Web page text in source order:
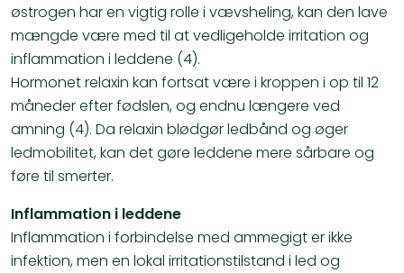
østrogen har en vigtig rolle i vævsheling, kan den lave
mængde være med til at vedligeholde irritation og
inflammation i leddene (4).
Hormonet relaxin kan fortsat være i kroppen i op til 12
måneder efter fødslen, og endnu længere ved
amning (4). Da relaxin blødgør ledbånd og øger
ledmobilitet, kan det gøre leddene mere sårbare og
føre til smerter.
Inflammation i leddene
Inflammation i forbindelse med ammegigt er ikke
infektion, men en lokal irritationstilstand i led og